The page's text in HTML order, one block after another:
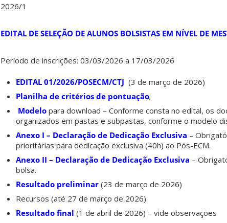
2026/1
EDITAL DE SELEÇÃO DE ALUNOS BOLSISTAS EM NÍVEL DE
Período de inscrições: 03/03/2026 a 17/03/2026
EDITAL 01/2026/POSECM/CTJ (3 de março de 2026)
Planilha de critérios de pontuação;
Modelo para download – Conforme consta no edital, os
organizados em pastas e subpastas, conforme o modelo
Anexo I – Declaração de Dedicação Exclusiva –
prioritárias para dedicação exclusiva (40h) ao Pós-ECM.
Anexo II – Declaração de Dedicação Exclusiva –
bolsa.
Resultado preliminar (23 de março de 2026)
Recursos (até 27 de março de 2026)
Resultado final (1 de abril de 2026) – vide observações